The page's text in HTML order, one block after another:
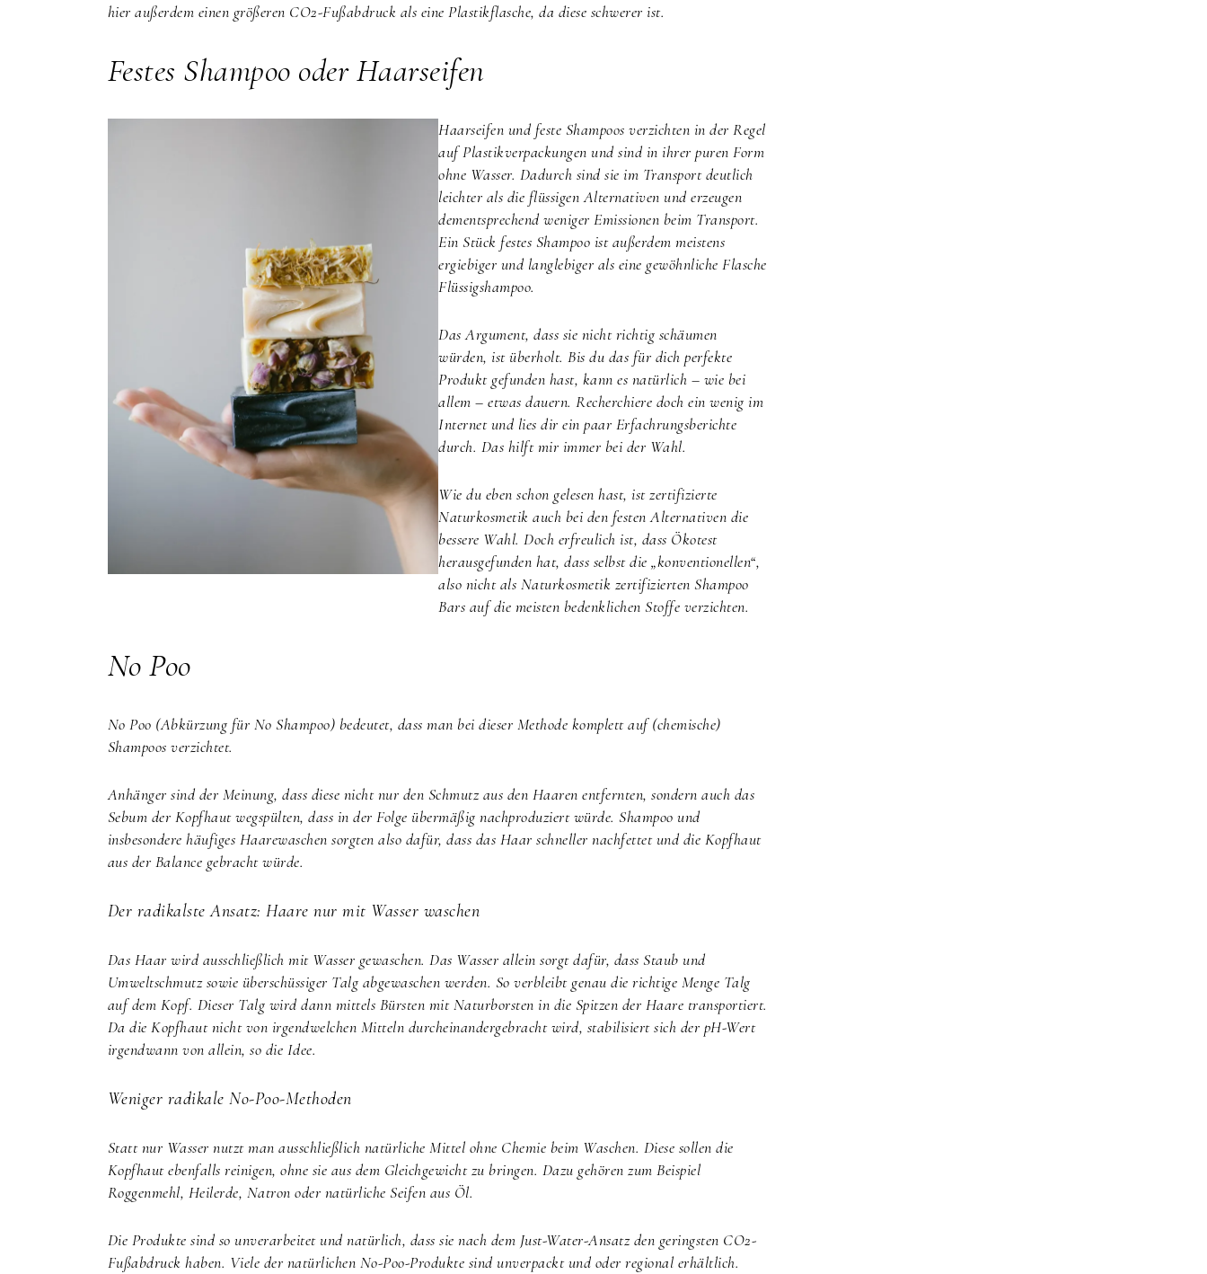
hier außerdem einen größeren CO2-Fußabdruck als eine Plastikflasche, da diese schwerer ist.
Festes Shampoo oder Haarseifen
Haarseifen und feste Shampoos verzichten in der Regel
auf Plastikverpackungen und sind in ihrer puren Form
ohne Wasser. Dadurch sind sie im Transport deutlich
leichter als die flüssigen Alternativen und erzeugen
dementsprechend weniger Emissionen beim Transport.
Ein Stück festes Shampoo ist außerdem meistens
ergiebiger und langlebiger als eine gewöhnliche Flasche
Flüssigshampoo.
Das Argument, dass sie nicht richtig schäumen
würden, ist überholt. Bis du das für dich perfekte
Produkt gefunden hast, kann es natürlich – wie bei
allem – etwas dauern. Recherchiere doch ein wenig im
Internet und lies dir ein paar Erfachrungsberichte
durch. Das hilft mir immer bei der Wahl.
Wie du eben schon gelesen hast, ist zertifizierte
Naturkosmetik auch bei den festen Alternativen die
bessere Wahl. Doch erfreulich ist, dass Ökotest
herausgefunden hat, dass selbst die „konventionellen“,
also nicht als Naturkosmetik zertifizierten Shampoo
Bars auf die meisten bedenklichen Stoffe verzichten.
No Poo
No Poo (Abkürzung für No Shampoo) bedeutet, dass man bei dieser Methode komplett auf (chemische)
Shampoos verzichtet.
Anhänger sind der Meinung, dass diese nicht nur den Schmutz aus den Haaren entfernten, sondern auch das
Sebum der Kopfhaut wegspülten, dass in der Folge übermäßig nachproduziert würde. Shampoo und
insbesondere häufiges Haarewaschen sorgten also dafür, dass das Haar schneller nachfettet und die Kopfhaut
aus der Balance gebracht würde.
Der radikalste Ansatz: Haare nur mit Wasser waschen
Das Haar wird ausschließlich mit Wasser gewaschen. Das Wasser allein sorgt dafür, dass Staub und
Umweltschmutz sowie überschüssiger Talg abgewaschen werden. So verbleibt genau die richtige Menge Talg
auf dem Kopf. Dieser Talg wird dann mittels Bürsten mit Naturborsten in die Spitzen der Haare transportiert.
Da die Kopfhaut nicht von irgendwelchen Mitteln durcheinandergebracht wird, stabilisiert sich der pH-Wert
irgendwann von allein, so die Idee.
Weniger radikale No-Poo-Methoden
Statt nur Wasser nutzt man ausschließlich natürliche Mittel ohne Chemie beim Waschen. Diese sollen die
Kopfhaut ebenfalls reinigen, ohne sie aus dem Gleichgewicht zu bringen. Dazu gehören zum Beispiel
Roggenmehl, Heilerde, Natron oder natürliche Seifen aus Öl.
Die Produkte sind so unverarbeitet und natürlich, dass sie nach dem Just-Water-Ansatz den geringsten CO2-
Fußabdruck haben. Viele der natürlichen No-Poo-Produkte sind unverpackt und oder regional erhältlich.